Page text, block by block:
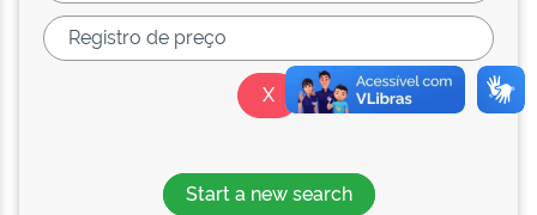
Start a new search